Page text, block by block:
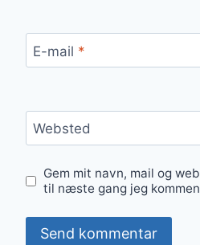
E-mail *
Websted
Gem mit navn, mail og
til næste gang jeg